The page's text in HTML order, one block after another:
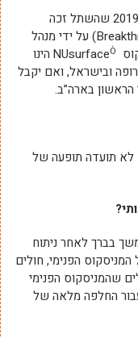
חברת אקטיב אימפלנטס הודיעה בספטמבר 2019 שהשתל זכה
במעמד של “מוצר פורץ דרך” (Breakthrough Device) על ידי מנהל
Ò
הינו
ובישראל, ואם יקבל
ב2008 ועד היום לא תועדה תופעה של
בברך לאחר ניתוח
הפנימי, חולים
שהמניסקוס הפנימי
החלפה מלאה של